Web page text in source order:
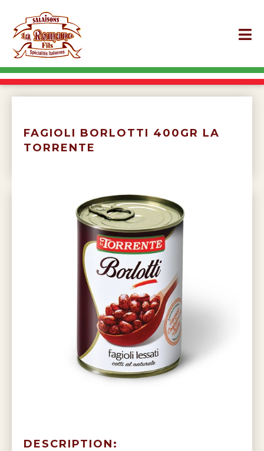
FAGIOLI BORLOTTI 400GR LA
TORRENTE
DESCRIPTION: